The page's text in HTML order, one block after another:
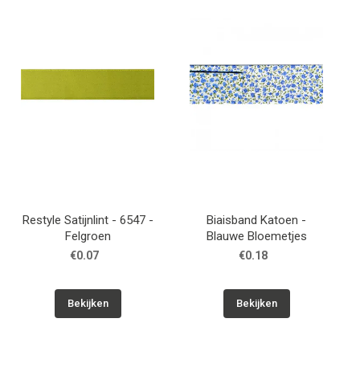
Cadeaubon
Restyle Satijnlint - 6547 -
Felgroen
€0.07
Bekijken
Biaisband Katoen -
Blauwe Bloemetjes
€0.18
Bekijken